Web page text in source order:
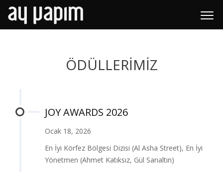
ÖDÜLLERİMİZ
JOY AWARDS 2026
Ocak 18, 2026
En İyi Körfez Bölgesi Dizisi (Al Asha Street), En İyi
Yönetmen (Ahmet Katıksız, Gül Sarıaltın)